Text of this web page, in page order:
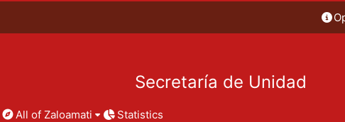
Secretaría de Unidad
All of Zaloamati Statistics